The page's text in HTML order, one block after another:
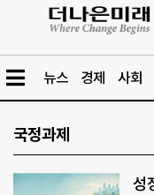
뉴스 경제 사회
국정과제
성